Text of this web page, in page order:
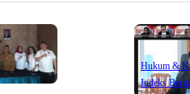
Hukum &
Indeks